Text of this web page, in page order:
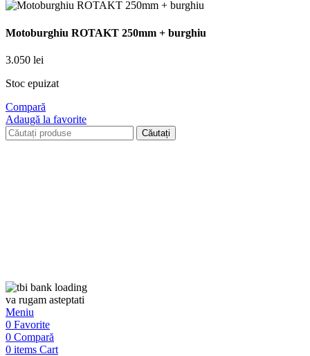
Motoburghiu ROTAKT 250mm + burghiu
3.050 lei
Stoc epuizat
Compară
Adaugă la favorite
Căutați
va rugam asteptati
Meniu
0 Favorite
0 Compară
0 items Cart